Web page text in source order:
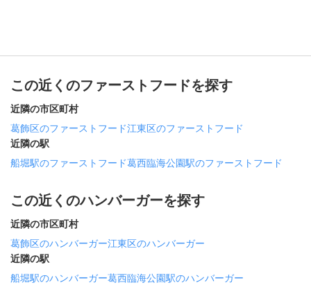
この近くのファーストフードを探す
近隣の市区町村
葛飾区のファーストフード江東区のファーストフード
近隣の駅
船堀駅のファーストフード葛西臨海公園駅のファーストフード
この近くのハンバーガーを探す
近隣の市区町村
葛飾区のハンバーガー江東区のハンバーガー
近隣の駅
船堀駅のハンバーガー葛西臨海公園駅のハンバーガー